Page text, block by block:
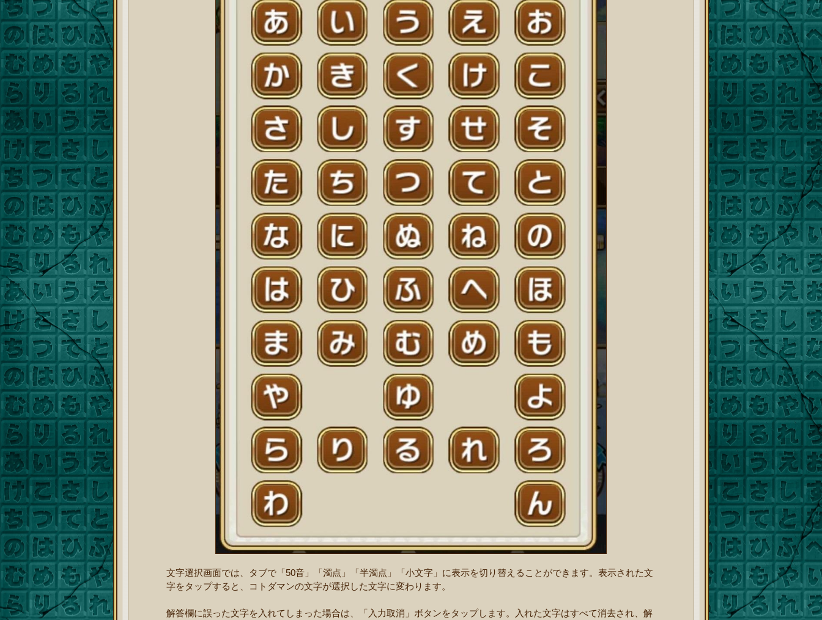
文字選択画面では、タブで「50音」「濁点」「半濁点」「小文字」に表示を切り替えることができます。表示された文
字をタップすると、コトダマンの文字が選択した文字に変わります。
解答欄に誤った文字を入れてしまった場合は、「入力取消」ボタンをタップします。入れた文字はすべて消去され、解